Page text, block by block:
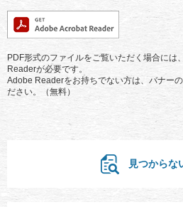
PDF形式のファイルをご覧いただく場合に
Readerが必要です。
Adobe Readerをお持ちでない方は、バナー
ださい。（無料）
見つからな